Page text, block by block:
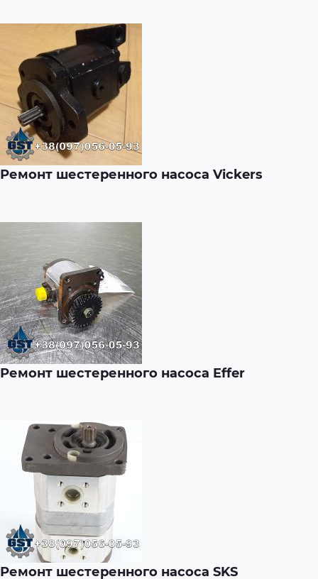
Ремонт шестеренного насоса Vickers
Ремонт шестеренного насоса Effer
Ремонт шестеренного насоса SKS